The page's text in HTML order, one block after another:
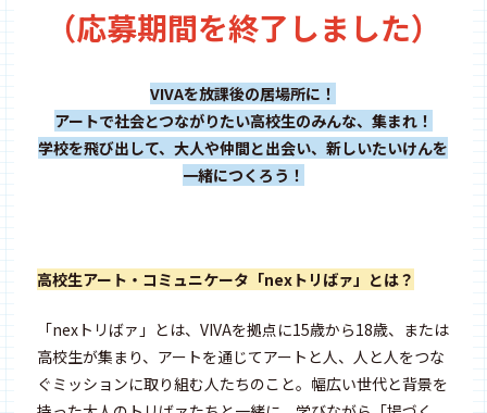
（応募期間を終了しました）
VIVAを放課後の居場所に！
アートで社会とつながりたい高校生のみんな、集まれ！
学校を飛び出して、大人や仲間と出会い、新しいたいけんを
一緒につくろう！
高校生アート・コミュニケータ「nexトリばァ」とは？
「nexトリばァ」とは、VIVAを拠点に15歳から18歳、または
高校生が集まり、アートを通じてアートと人、人と人をつな
ぐミッションに取り組む人たちのこと。幅広い世代と背景を